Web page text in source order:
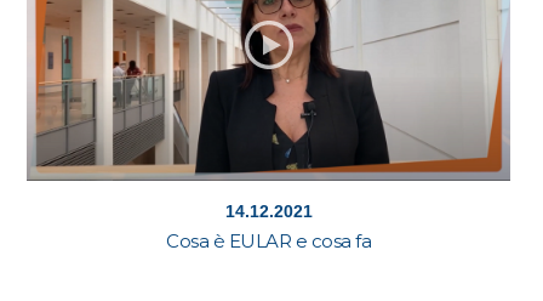
14.12.2021
Cosa è EULAR e cosa fa